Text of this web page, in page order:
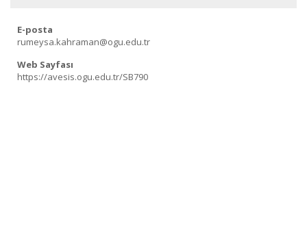
E-posta
rumeysa.kahraman@ogu.edu.tr
Web Sayfası
https://avesis.ogu.edu.tr/SB790